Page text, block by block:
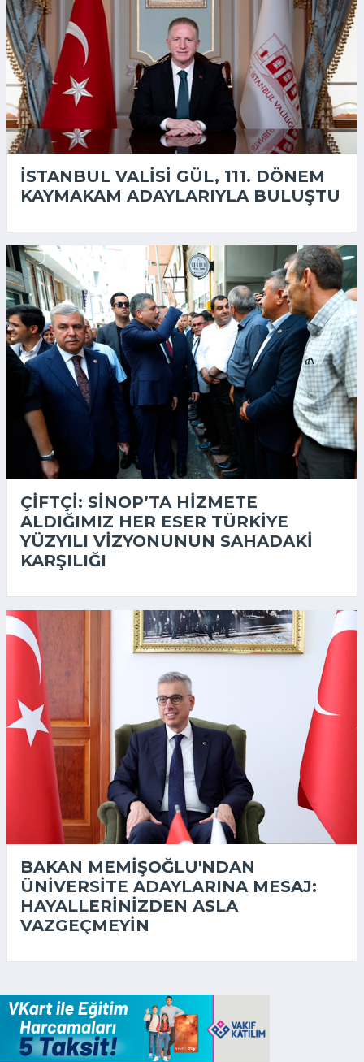
İSTANBUL VALISI GÜL, 111. DÖNEM
KAYMAKAM ADAYLARIYLA BULUŞTU
ÇIFTÇI: SINOP’TA HIZMETE
ALDIĞIMIZ HER ESER TÜRKIYE
YÜZYILI VIZYONUNUN SAHADAKI
KARŞILIĞI
BAKAN MEMIŞOĞLU'NDAN
ÜNIVERSITE ADAYLARINA MESAJ:
HAYALLERINIZDEN ASLA
VAZGEÇMEYIN